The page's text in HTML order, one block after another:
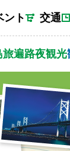
ント 交通
旅遍路夜観光